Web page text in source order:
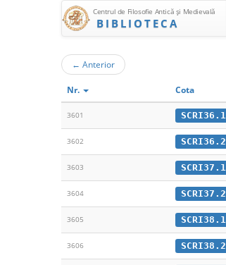
Centrul de Filosofie Antică şi Medievală
BIBLIOTECA
← Anterior
Nr. Cota
3601 SCRI36.1
3602 SCRI36.2
3603 SCRI37.1
3604 SCRI37.2
3605 SCRI38.1
3606 SCRI38.2